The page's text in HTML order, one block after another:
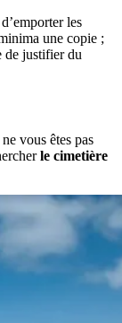
les
une copie ;
de justifier du
vous êtes pas
le cimetière